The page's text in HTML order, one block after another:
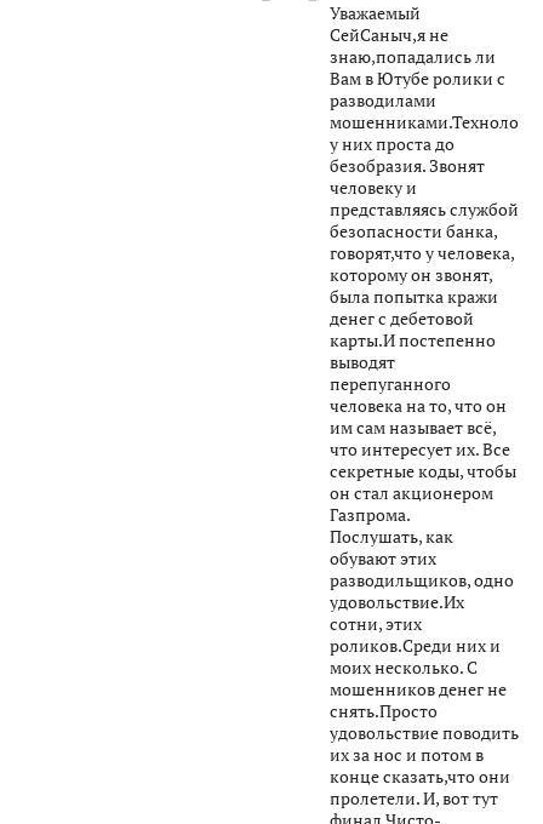
Уважаемый
СейСаныч,я не
знаю,попадались ли
Вам в Ютубе ролики с
разводилами
у них проста до
безобразия. Звонят
человеку и
представляясь службой
безопасности банка,
говорят,что у человека,
которому он звонят,
была попытка кражи
денег с дебетовой
карты.И постепенно
выводят
перепуганного
человека на то, что он
им сам называет всё,
что интересует их. Все
секретные коды, чтобы
он стал акционером
Газпрома.
Послушать, как
обувают этих
разводильщиков, одно
удовольствие.Их
сотни, этих
роликов.Среди них и
моих несколько. С
мошенников денег не
снять.Просто
удовольствие поводить
их за нос и потом в
конце сказать,что они
пролетели. И, вот тут